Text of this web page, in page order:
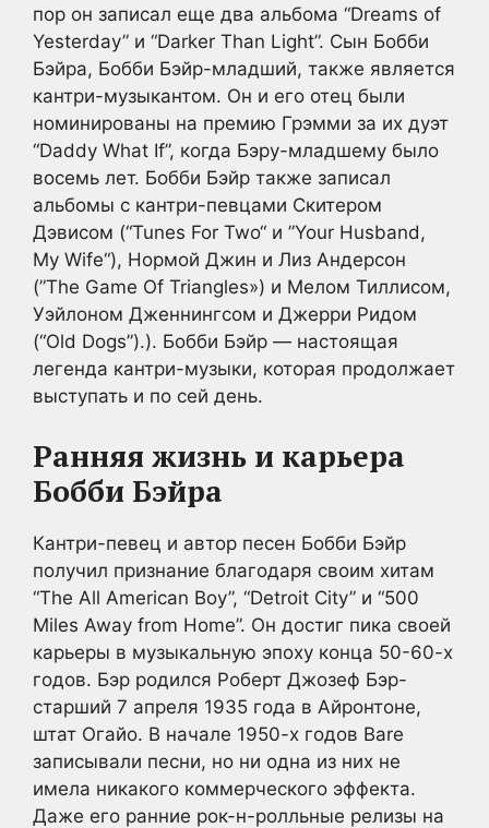
пор он записал еще два альбома “Dreams of
Yesterday” и “Darker Than Light”. Сын Бобби
Бэйра, Бобби Бэйр-младший, также является
кантри-музыкантом. Он и его отец были
номинированы на премию Грэмми за их дуэт
“Daddy What If”, когда Бэру-младшему было
восемь лет. Бобби Бэйр также записал
альбомы с кантри-певцами Скитером
Дэвисом (“Tunes For Two“ и ”Your Husband,
My Wife“), Нормой Джин и Лиз Андерсон
(”The Game Of Triangles») и Мелом Тиллисом,
Уэйлоном Дженнингсом и Джерри Ридом
(“Old Dogs”).). Бобби Бэйр — настоящая
легенда кантри-музыки, которая продолжает
выступать и по сей день.
Ранняя жизнь и карьера
Бобби Бэйра
Кантри-певец и автор песен Бобби Бэйр
получил признание благодаря своим хитам
“The All American Boy”, “Detroit City” и “500
Miles Away from Home”. Он достиг пика своей
карьеры в музыкальную эпоху конца 50-60-х
годов. Бэр родился Роберт Джозеф Бэр-
старший 7 апреля 1935 года в Айронтоне,
штат Огайо. В начале 1950-х годов Bare
записывали песни, но ни одна из них не
имела никакого коммерческого эффекта.
Даже его ранние рок-н-ролльные релизы на